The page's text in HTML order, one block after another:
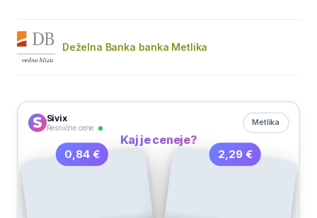
Deželna Banka banka Metlika
Sivix
Resnične cene
Metlika
Kaj je ceneje?
0,84 € 2,29 €